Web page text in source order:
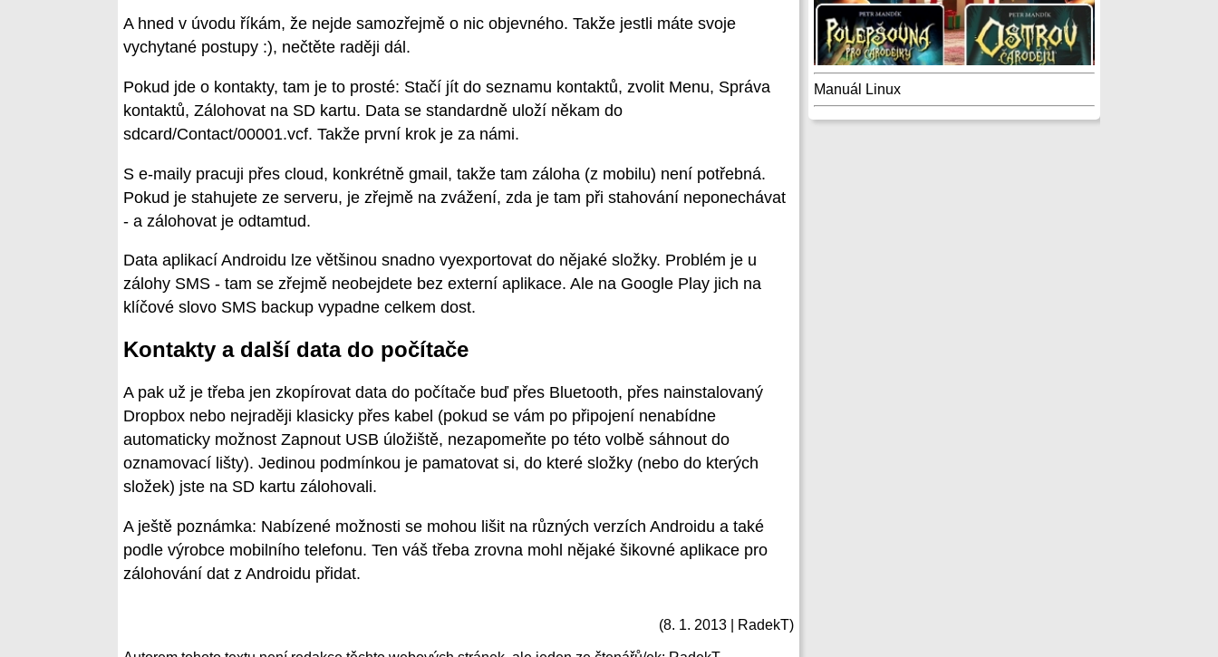
Manuál Linux
A hned v úvodu říkám, že nejde samozřejmě o nic objevného. Takže jestli máte svoje
vychytané postupy :), nečtěte raději dál.
Pokud jde o kontakty, tam je to prosté: Stačí jít do seznamu kontaktů, zvolit Menu, Správa
kontaktů, Zálohovat na SD kartu. Data se standardně uloží někam do
sdcard/Contact/00001.vcf. Takže první krok je za námi.
S e-maily pracuji přes cloud, konkrétně gmail, takže tam záloha (z mobilu) není potřebná.
Pokud je stahujete ze serveru, je zřejmě na zvážení, zda je tam při stahování neponechávat
- a zálohovat je odtamtud.
Data aplikací Androidu lze většinou snadno vyexportovat do nějaké složky. Problém je u
zálohy SMS - tam se zřejmě neobejdete bez externí aplikace. Ale na Google Play jich na
klíčové slovo SMS backup vypadne celkem dost.
Kontakty a další data do počítače
A pak už je třeba jen zkopírovat data do počítače buď přes Bluetooth, přes nainstalovaný
Dropbox nebo nejraději klasicky přes kabel (pokud se vám po připojení nenabídne
automaticky možnost Zapnout USB úložiště, nezapomeňte po této volbě sáhnout do
oznamovací lišty). Jedinou podmínkou je pamatovat si, do které složky (nebo do kterých
složek) jste na SD kartu zálohovali.
A ještě poznámka: Nabízené možnosti se mohou lišit na různých verzích Androidu a také
podle výrobce mobilního telefonu. Ten váš třeba zrovna mohl nějaké šikovné aplikace pro
zálohování dat z Androidu přidat.
(8. 1. 2013 | RadekT)